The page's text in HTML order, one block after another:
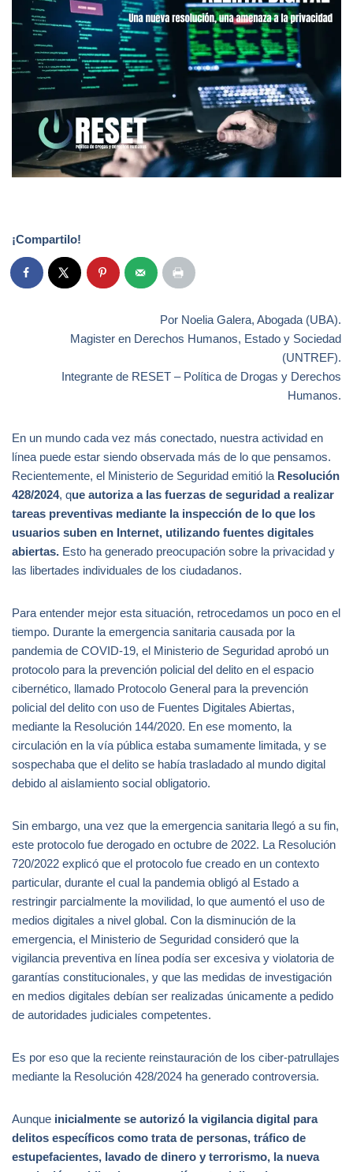
¡Compartilo!
Por Noelia Galera, Abogada (UBA).
Magister en Derechos Humanos, Estado y Sociedad
(UNTREF).
Integrante de RESET – Política de Drogas y Derechos
Humanos.
En un mundo cada vez más conectado, nuestra actividad en
línea puede estar siendo observada más de lo que pensamos.
Recientemente, el Ministerio de Seguridad emitió la Resolución
428/2024, que autoriza a las fuerzas de seguridad a realizar
tareas preventivas mediante la inspección de lo que los
usuarios suben en Internet, utilizando fuentes digitales
abiertas. Esto ha generado preocupación sobre la privacidad y
las libertades individuales de los ciudadanos.
Para entender mejor esta situación, retrocedamos un poco en el
tiempo. Durante la emergencia sanitaria causada por la
pandemia de COVID-19, el Ministerio de Seguridad aprobó un
protocolo para la prevención policial del delito en el espacio
cibernético, llamado Protocolo General para la prevención
policial del delito con uso de Fuentes Digitales Abiertas,
mediante la Resolución 144/2020. En ese momento, la
circulación en la vía pública estaba sumamente limitada, y se
sospechaba que el delito se había trasladado al mundo digital
debido al aislamiento social obligatorio.
Sin embargo, una vez que la emergencia sanitaria llegó a su fin,
este protocolo fue derogado en octubre de 2022. La Resolución
720/2022 explicó que el protocolo fue creado en un contexto
particular, durante el cual la pandemia obligó al Estado a
restringir parcialmente la movilidad, lo que aumentó el uso de
medios digitales a nivel global. Con la disminución de la
emergencia, el Ministerio de Seguridad consideró que la
vigilancia preventiva en línea podía ser excesiva y violatoria de
garantías constitucionales, y que las medidas de investigación
en medios digitales debían ser realizadas únicamente a pedido
de autoridades judiciales competentes.
Es por eso que la reciente reinstauración de los ciber-patrullajes
mediante la Resolución 428/2024 ha generado controversia.
Aunque inicialmente se autorizó la vigilancia digital para
delitos específicos como trata de personas, tráfico de
estupefacientes, lavado de dinero y terrorismo, la nueva